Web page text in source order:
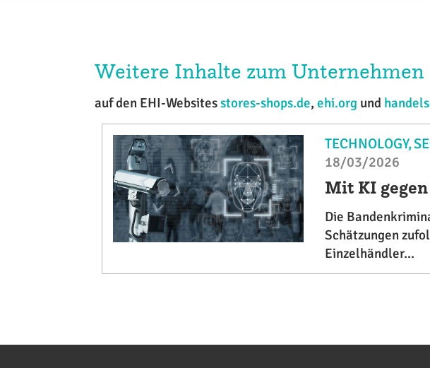
Weitere Inhalte zum Unternehmen
auf den EHI-Websitesstores-shops.de,ehi.org und
TECHNOLOGY
18/03/2026
Mit KI
Die
Schätzungen
Einzelhändler...